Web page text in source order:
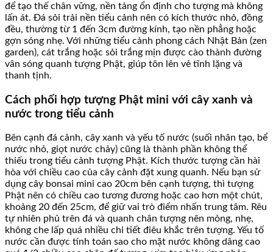
để tạo thế chân vững, nền tảng ổn định cho tượng mà không
lấn át. Đá sỏi trải nền tiểu cảnh nên có kích thước nhỏ, đồng
đều, thường từ 1 đến 3cm đường kính, tạo nền phẳng hoặc
gợn sóng nhẹ. Với những tiểu cảnh phong cách Nhật Bản (zen
garden), cát trắng hoặc sỏi trắng mịn được cào thành đường
vân sóng quanh tượng Phật, giúp tôn lên vẻ tĩnh lặng và
thanh tịnh.
Cách phối hợp tượng Phật mini với cây xanh và
nước trong tiểu cảnh
Bên cạnh đá cảnh, cây xanh và yếu tố nước (suối nhân tạo, bể
nước nhỏ, giọt nước chảy) cũng là thành phần không thể
thiếu trong tiểu cảnh tượng Phật. Kích thước tượng cần hài
hòa với chiều cao của cây cảnh đặt xung quanh. Nếu bạn sử
dụng cây bonsai mini cao 20cm bên cạnh tượng, thì tượng
Phật nên có chiều cao tương đương hoặc cao hơn một chút,
khoảng 20 đến 25cm, để giữ vai trò điểm nhấn trung tâm. Rêu
tự nhiên phủ trên đá và quanh chân tượng nên mỏng, nhẹ,
không che lấp quá nhiều chi tiết điêu khắc trên tượng. Yếu tố
nước cần được tính toán sao cho mặt nước không dâng cao